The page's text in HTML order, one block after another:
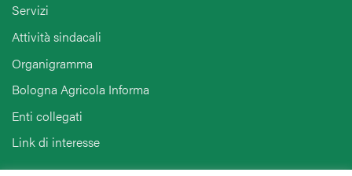
Servizi
Attività sindacali
Organigramma
Bologna Agricola Informa
Enti collegati
Link di interesse